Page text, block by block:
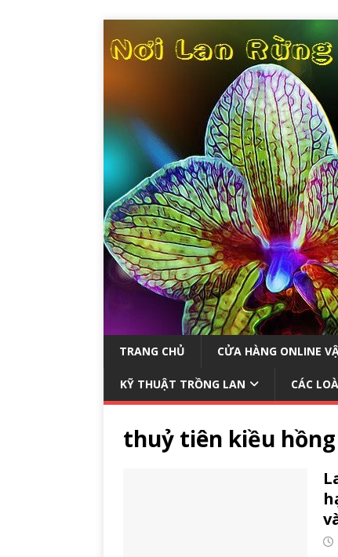
TRANG CHỦ CỬA HÀNG ONLINE
KỸ THUẬT TRỒNG LAN CÁC
thuỷ tiên kiều hồng